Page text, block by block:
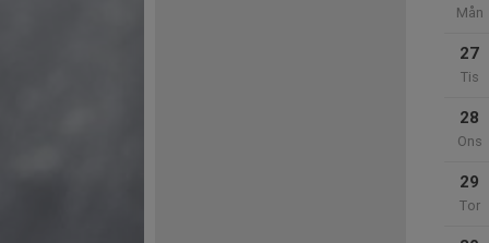
Mån
27
Tis
28
Ons
29
Tor